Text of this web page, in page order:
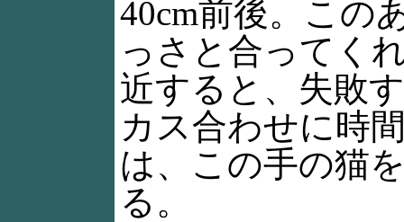
40cm前後。この
っさと合ってく
近すると、失敗
カス合わせに時
は、この手の猫
る。